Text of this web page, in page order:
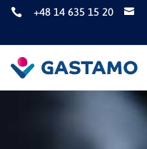
 +48 14 635 15 20 